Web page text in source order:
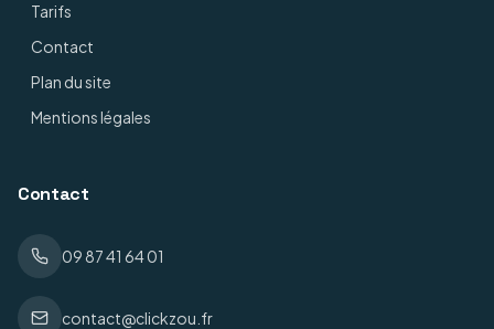
Tarifs
Contact
Plan du site
Mentions légales
Contact
09 87 41 64 01
contact@clickzou.fr